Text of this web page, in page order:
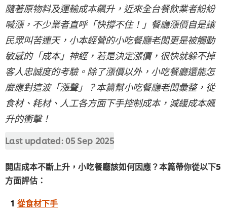
隨著原物料及運輸成本飆升，近來全台餐飲業者紛紛
喊漲，不少業者直呼「快撐不住！」餐廳漲價自是讓
民眾叫苦連天，小本經營的小吃餐廳老闆更是被觸動
敏感的「成本」神經，若是決定漲價，很快就躲不掉
客人忠誠度的考驗。除了漲價以外，小吃餐廳還能怎
麼應對這波「漲聲」？本篇幫小吃餐廳老闆彙整，從
食材、耗材、人工各方面下手控制成本，減緩成本飆
升的衝擊！
Last updated:05 Sep 2025
開店成本不斷上升，小吃餐廳該如何因應？本篇帶你從以下5
方面評估：
從食材下手